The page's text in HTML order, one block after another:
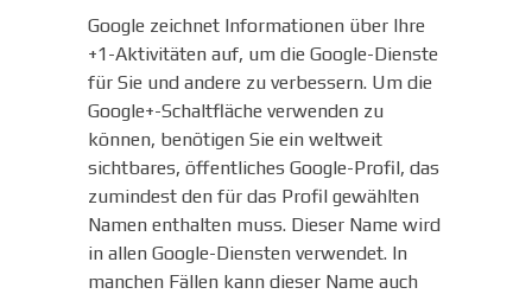
Google zeichnet Informationen über Ihre
+1-Aktivitäten auf, um die Google-Dienste
für Sie und andere zu verbessern. Um die
Google+-Schaltfläche verwenden zu
können, benötigen Sie ein weltweit
sichtbares, öffentliches Google-Profil, das
zumindest den für das Profil gewählten
Namen enthalten muss. Dieser Name wird
in allen Google-Diensten verwendet. In
manchen Fällen kann dieser Name auch